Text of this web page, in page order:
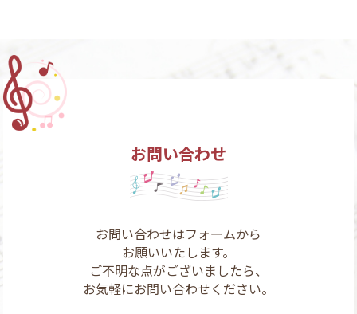
お問い合わせ
お問い合わせはフォームから
お願いいたします。
ご不明な点がございましたら、
お気軽にお問い合わせください。